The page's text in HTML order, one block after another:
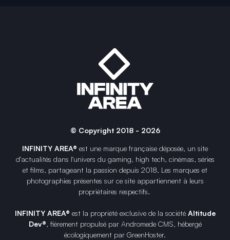
© Copyright 2018 - 2026
INFINITY AREA® est une marque française déposée, un site
d'actualités dans l'univers du gaming, high tech, cinémas, séries
et films, partageant la passion depuis 2018. Les marques et
photographies présentes sur ce site appartiennent à leurs
propriétaires respectifs.
INFINITY AREA® est la propriété exclusive de la société Altitude
Dev®, fièrement propulsé par Andromede CMS, hébergé
écologiquement par GreenHoster.